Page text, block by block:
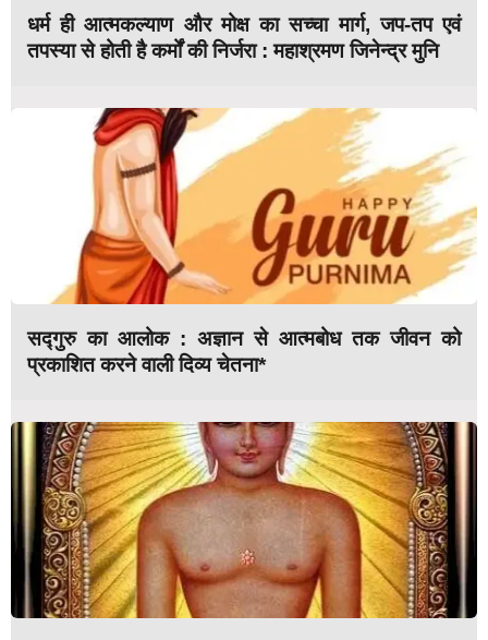
धर्म ही आत्मकल्याण और मोक्ष का सच्चा मार्ग, जप-तप एवं
तपस्या से होती है कर्मों की निर्जरा : महाश्रमण जिनेन्द्र मुनि
सद्गुरु का आलोक : अज्ञान से आत्मबोध तक जीवन को
प्रकाशित करने वाली दिव्य चेतना*